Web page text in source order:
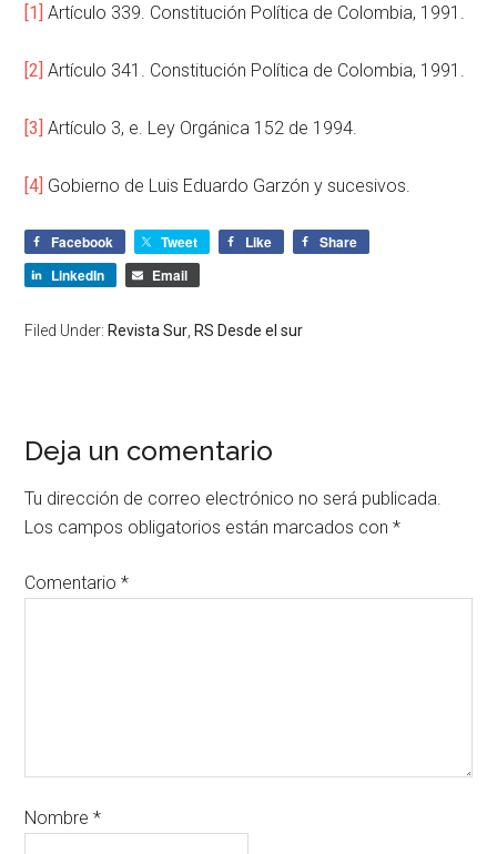
[1] Artículo 339. Constitución Política de Colombia, 1991.
[2] Artículo 341. Constitución Política de Colombia, 1991.
[3] Artículo 3, e. Ley Orgánica 152 de 1994.
[4] Gobierno de Luis Eduardo Garzón y sucesivos.
Facebook Tweet Like
Share
LinkedIn
Email
Filed Under: Revista Sur RS Desde el sur
Deja un comentario
Tu dirección de correo electrónico no será publicada.
Los campos obligatorios están marcados con*
Comentario*
Nombre*